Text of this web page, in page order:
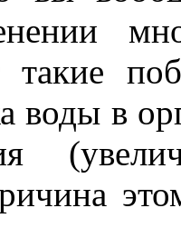
такие
воды в